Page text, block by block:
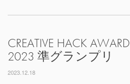
CREATIVE HACK AWARD
2023 準グランプリ
2023.12.18